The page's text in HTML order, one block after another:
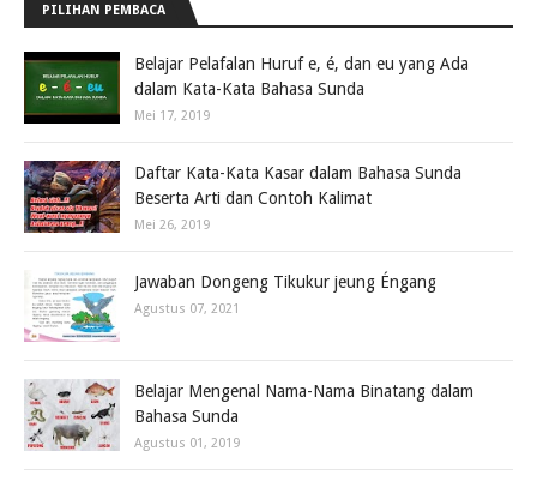
PILIHAN PEMBACA
Belajar Pelafalan Huruf e, é, dan eu yang Ada
dalam Kata-Kata Bahasa Sunda
Mei 17, 2019
Daftar Kata-Kata Kasar dalam Bahasa Sunda
Beserta Arti dan Contoh Kalimat
Mei 26, 2019
Jawaban Dongeng Tikukur jeung Éngang
Agustus 07, 2021
Belajar Mengenal Nama-Nama Binatang dalam
Bahasa Sunda
Agustus 01, 2019